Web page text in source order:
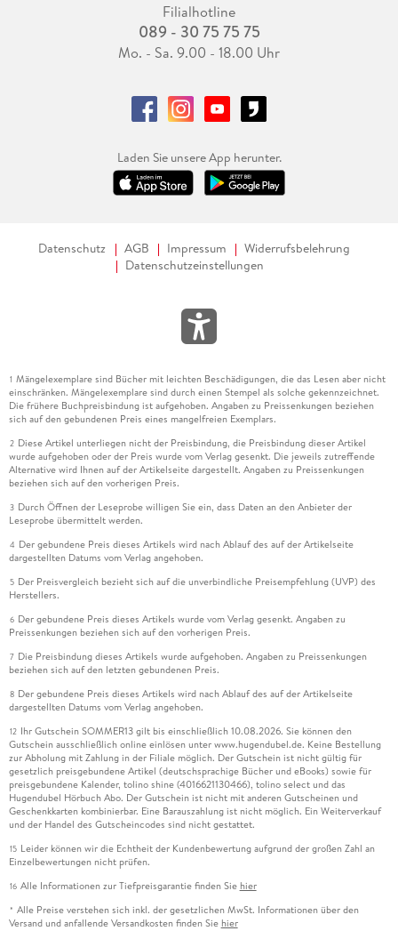
Filialhotline
089 - 30 75 75 75
Mo. - Sa. 9.00 - 18.00 Uhr
Laden Sie unsere App herunter.
Datenschutz AGB Impressum
Widerrufsbelehrung
Datenschutzeinstellungen
1 Mängelexemplare sind Bücher mit leichten Beschädigungen, die das Lesen aber nicht
einschränken. Mängelexemplare sind durch einen Stempel als solche gekennzeichnet.
Die frühere Buchpreisbindung ist aufgehoben. Angaben zu Preissenkungen beziehen
sich auf den gebundenen Preis eines mangelfreien Exemplars.
2 Diese Artikel unterliegen nicht der Preisbindung, die Preisbindung dieser Artikel
wurde aufgehoben oder der Preis wurde vom Verlag gesenkt. Die jeweils zutreffende
Alternative wird Ihnen auf der Artikelseite dargestellt. Angaben zu Preissenkungen
beziehen sich auf den vorherigen Preis.
3 Durch Öffnen der Leseprobe willigen Sie ein, dass Daten an den Anbieter der
Leseprobe übermittelt werden.
4 Der gebundene Preis dieses Artikels wird nach Ablauf des auf der Artikelseite
dargestellten Datums vom Verlag angehoben.
5 Der Preisvergleich bezieht sich auf die unverbindliche Preisempfehlung (UVP) des
Herstellers.
6 Der gebundene Preis dieses Artikels wurde vom Verlag gesenkt. Angaben zu
Preissenkungen beziehen sich auf den vorherigen Preis.
7 Die Preisbindung dieses Artikels wurde aufgehoben. Angaben zu Preissenkungen
beziehen sich auf den letzten gebundenen Preis.
8 Der gebundene Preis dieses Artikels wird nach Ablauf des auf der Artikelseite
dargestellten Datums vom Verlag angehoben.
12 Ihr Gutschein SOMMER13 gilt bis einschließlich 10.08.2026. Sie können den
Gutschein ausschließlich online einlösen unter www.hugendubel.de. Keine Bestellung
zur Abholung mit Zahlung in der Filiale möglich. Der Gutschein ist nicht gültig für
gesetzlich preisgebundene Artikel (deutschsprachige Bücher und eBooks) sowie für
preisgebundene Kalender, tolino shine (4016621130466), tolino select und das
Hugendubel Hörbuch Abo. Der Gutschein ist nicht mit anderen Gutscheinen und
Geschenkkarten kombinierbar. Eine Barauszahlung ist nicht möglich. Ein Weiterverkauf
und der Handel des Gutscheincodes sind nicht gestattet.
15 Leider können wir die Echtheit der Kundenbewertung aufgrund der großen Zahl an
Einzelbewertungen nicht prüfen.
16 Alle Informationen zur Tiefpreisgarantie finden Sie hier
* Alle Preise verstehen sich inkl. der gesetzlichen MwSt. Informationen über den
Versand und anfallende Versandkosten finden Sie hier